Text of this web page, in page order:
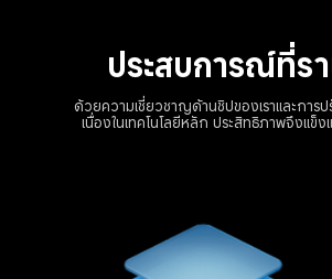
ประสบการณ์ที่ร
ด้วยความเชี่ยวชาญด้านชิปของเราและการ
เนื่องในเทคโนโลยีหลัก ประสิทธิภาพจึงแข็ง